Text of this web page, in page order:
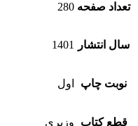
تعداد صفحه 280
سال انتشار 1401
نوبت چاپ اول
قطع کتاب وزیری